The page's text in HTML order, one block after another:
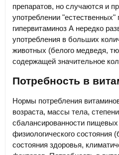
препаратов, но случаются и
употреблении "естественных"
гипервитаминоз А нередко
употребления в больших
животных (белого медведя,
содержащей значительное
Потребность в
Нормы потребления
возраста, массы тела,
сбалансированности
физиологического состояния
состояния здоровья,